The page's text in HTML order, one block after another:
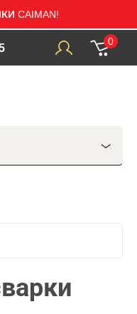
CAIMAN!
0